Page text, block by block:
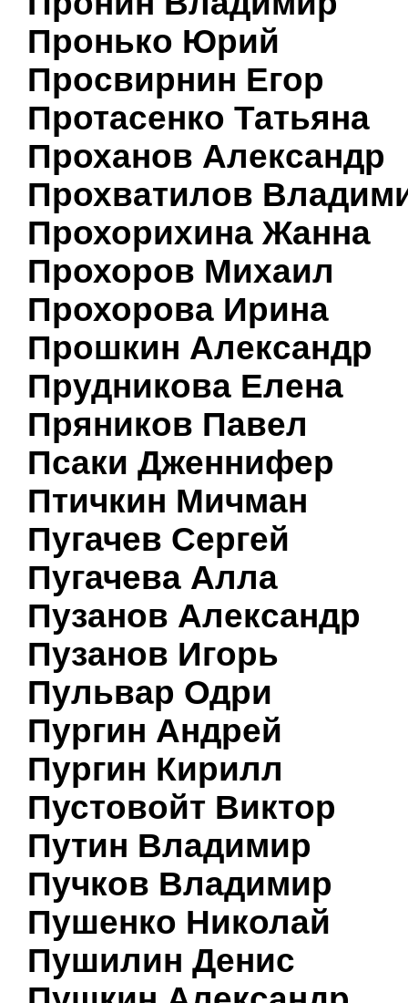
Пронько Юрий
Просвирнин Егор
Протасенко Татьяна
Проханов Александр
Прохватилов
Прохорихина Жанна
Прохоров Михаил
Прохорова Ирина
Прошкин Александр
Прудникова Елена
Пряников Павел
Псаки Дженнифер
Птичкин Мичман
Пугачев Сергей
Пугачева Алла
Пузанов Александр
Пузанов Игорь
Пульвар Одри
Пургин Андрей
Пургин Кирилл
Пустовойт Виктор
Путин Владимир
Пучков Владимир
Пушенко Николай
Пушилин Денис